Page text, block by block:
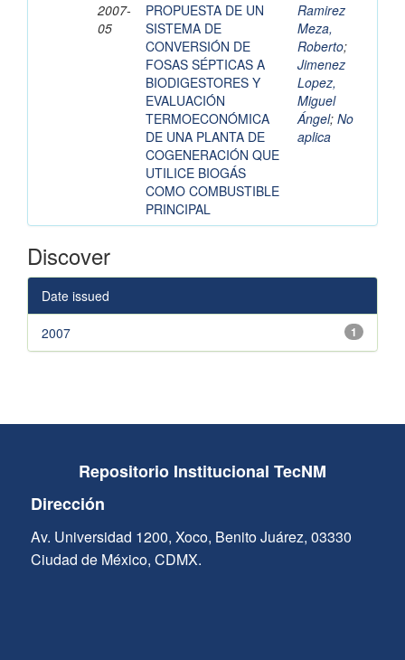
2007-
05
PROPUESTA DE UN
SISTEMA DE
CONVERSIÓN DE
FOSAS SÉPTICAS A
BIODIGESTORES Y
EVALUACIÓN
TERMOECONÓMICA
DE UNA PLANTA DE
COGENERACIÓN QUE
UTILICE BIOGÁS
COMO COMBUSTIBLE
PRINCIPAL
Ramirez
Meza,
Roberto;
Jimenez
Lopez,
Miguel
Ángel; No
aplica
Discover
Date issued
1
2007
Repositorio Institucional TecNM
Dirección
Av. Universidad 1200, Xoco, Benito Juárez, 03330
Ciudad de México, CDMX.